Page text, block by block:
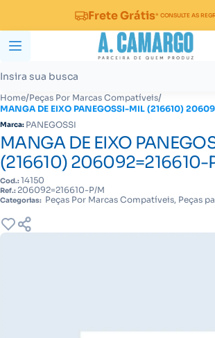
Frete Grátis* CONSULTE AS
Home/Peças Por Marcas Compatíveis/
MANGA DE EIXO PANEGOSSI-MIL (216610)
Marca: PANEGOSSI
MANGA DE EIXO
(216610) 206092=216610-
Cod.:14150
Ref.: 206092=216610-P/M
Categorias: Peças Por Marcas Compatíveis, Peças